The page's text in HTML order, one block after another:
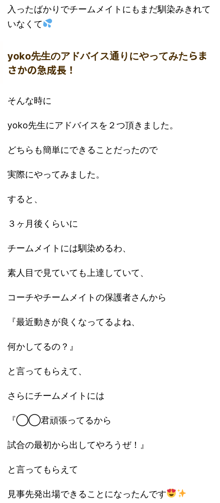
入ったばかりでチームメイトにもまだ馴染みきれて
いなくて
yoko先生のアドバイス通りにやってみたらま
さかの急成長！
そんな時に
yoko先生にアドバイスを２つ頂きました。
どちらも簡単にできることだったので
実際にやってみました。
すると、
３ヶ月後くらいに
チームメイトには馴染めるわ、
素人目で見ていても上達していて、
コーチやチームメイトの保護者さんから
『最近動きが良くなってるよね、
何かしてるの？』
と言ってもらえて、
さらにチームメイトには
『◯◯君頑張ってるから
試合の最初から出してやろうぜ！』
と言ってもらえて
見事先発出場できることになったんです